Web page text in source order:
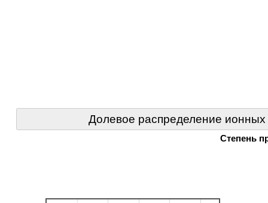
Долевое распределение
Степень